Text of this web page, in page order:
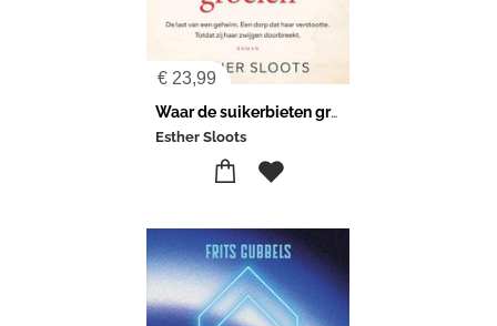
€ 23,99
Waar de suikerbieten groeien
Esther Sloots